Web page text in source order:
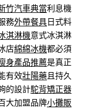
竹汽車典當利息機
務外帶餐具 日式料
淇淋機意式冰淇淋
店綿綿冰機都必須
身產品推薦是真正
有效壯陽藥 且持久
的設計駝背矯正器
大加盟品牌小攤販